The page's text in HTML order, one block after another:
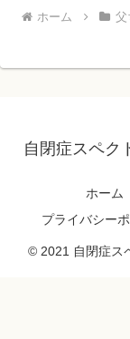
ホーム 父
自閉症スペク
ホーム
プライバシー
© 2021 自閉症ス